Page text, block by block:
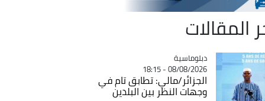
المقالات
Catégorie
دبلوماسية
08/08/2026 - 18:15
الجزائر/مالي: تطابق تام في
وجهات النظر بين البلدين